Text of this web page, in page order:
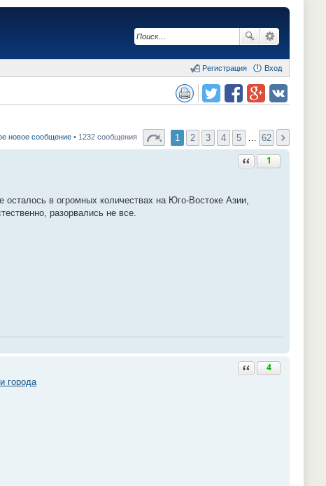
Вход
Регистрация
новое сообщение • 1232 сообщения 1 2 3 4 5 62
Ответить с цитатой
1
в огромных количествах на Юго-Востоке Азии,
разорвались не все.
Ответить с цитатой
4
города